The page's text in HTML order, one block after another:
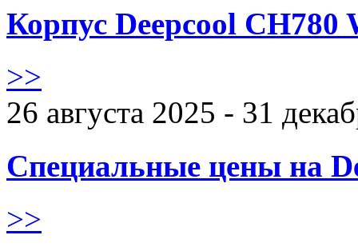
Корпус Deepcool CH780
>>
26 августа 2025 - 31
Специальные цены на
>>